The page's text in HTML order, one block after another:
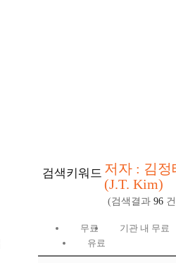
검색키워드 저자 : 김정
(J.T. Kim)
(검색결과 96
무료
기관 내 무료
유료